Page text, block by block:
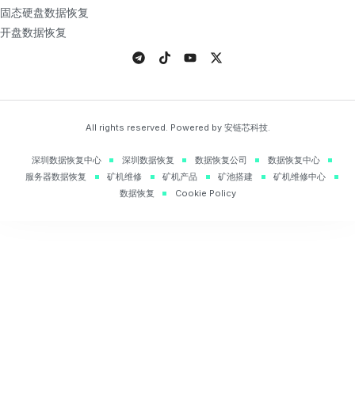
固态硬盘数据恢复
开盘数据恢复
All rights reserved. Powered by 安链芯科技.
深圳数据恢复中心 深圳数据恢复 数据恢复公司
数据恢复中心
服务器数据恢复
矿机维修 矿机产品 矿池搭建
矿机维修中心
数据恢复
Cookie Policy